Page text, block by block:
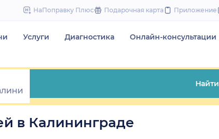
to
НаПоправку Плюс Подарочная карта Приложение
Услуги Диагностика Онлайн-консультации
Найти
в Калининграде